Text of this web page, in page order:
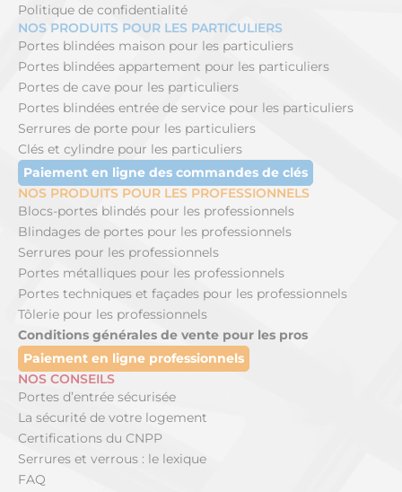
Politique de confidentialité
NOS PRODUITS POUR LES PARTICULIERS
Portes blindées maison pour les particuliers
Portes blindées appartement pour les particuliers
Portes de cave pour les particuliers
Portes blindées entrée de service pour les particuliers
Serrures de porte pour les particuliers
Clés et cylindre pour les particuliers
Paiement en ligne des commandes de clés
NOS PRODUITS POUR LES PROFESSIONNELS
Blocs-portes blindés pour les professionnels
Blindages de portes pour les professionnels
Serrures pour les professionnels
Portes métalliques pour les professionnels
Portes techniques et façades pour les professionnels
Tôlerie pour les professionnels
Conditions générales de vente pour les pros
Paiement en ligne professionnels
NOS CONSEILS
Portes d’entrée sécurisée
La sécurité de votre logement
Certifications du CNPP
Serrures et verrous : le lexique
FAQ